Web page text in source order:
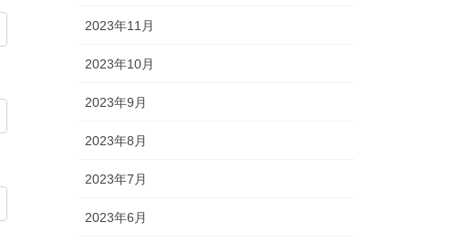
2023年11月
2023年10月
2023年9月
2023年8月
2023年7月
2023年6月